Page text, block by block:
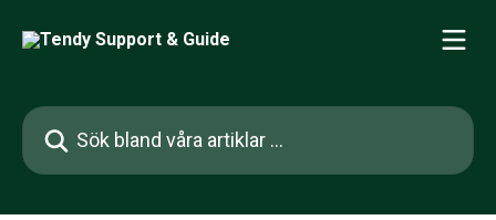
Sök bland våra artiklar …